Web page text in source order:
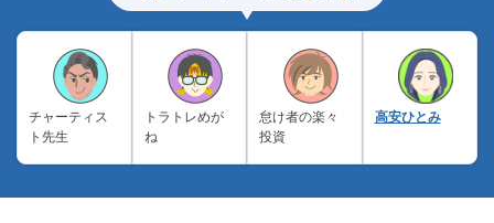
チャーティス
ト先生
トラトレめが
ね
怠け者の楽々
投資
高安ひとみ